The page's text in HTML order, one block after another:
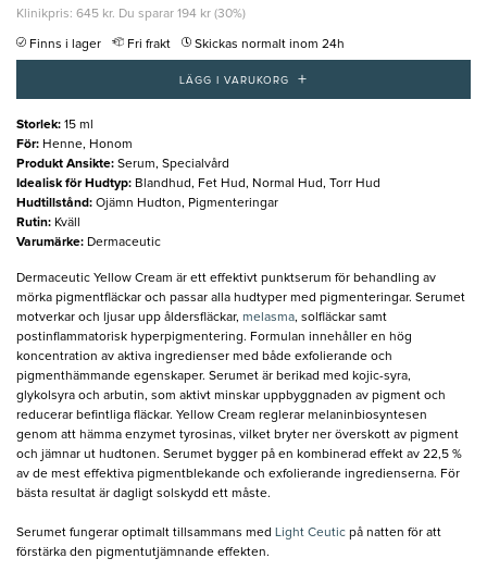
Klinikpris: 645 kr. Du sparar 194 kr (30%)
Finns i lager Fri frakt Skickas normalt inom 24h
LÄGG I VARUKORG +
Storlek: 15 ml
För: Henne, Honom
Produkt Ansikte: Serum, Specialvård
Idealisk för Hudtyp: Blandhud, Fet Hud, Normal Hud, Torr Hud
Hudtillstånd: Ojämn Hudton, Pigmenteringar
Rutin: Kväll
Varumärke: Dermaceutic
Dermaceutic Yellow Cream är ett effektivt punktserum för behandling av
mörka pigmentfläckar och passar alla hudtyper med pigmenteringar. Serumet
motverkar och ljusar upp åldersfläckar, melasma, solfläckar samt
postinflammatorisk hyperpigmentering. Formulan innehåller en hög
koncentration av aktiva ingredienser med både exfolierande och
pigmenthämmande egenskaper. Serumet är berikad med kojic-syra,
glykolsyra och arbutin, som aktivt minskar uppbyggnaden av pigment och
reducerar befintliga fläckar. Yellow Cream reglerar melaninbiosyntesen
genom att hämma enzymet tyrosinas, vilket bryter ner överskott av pigment
och jämnar ut hudtonen. Serumet bygger på en kombinerad effekt av 22,5 %
av de mest effektiva pigmentblekande och exfolierande ingredienserna. För
bästa resultat är dagligt solskydd ett måste.
Serumet fungerar optimalt tillsammans med Light Ceutic på natten för att
förstärka den pigmentutjämnande effekten.